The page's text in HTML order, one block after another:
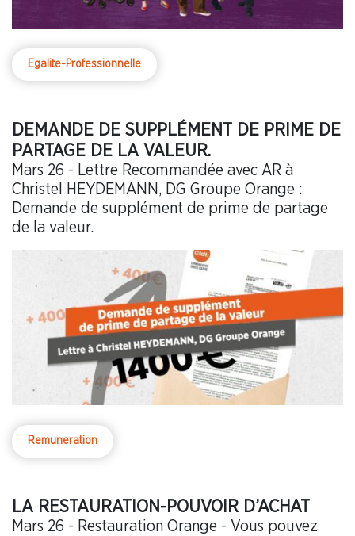
Egalite-Professionnelle
DEMANDE DE SUPPLÉMENT DE PRIME DE
PARTAGE DE LA VALEUR.
Mars 26 - Lettre Recommandée avec AR à
Christel HEYDEMANN, DG Groupe Orange :
Demande de supplément de prime de partage
de la valeur.
Remuneration
LA RESTAURATION-POUVOIR D’ACHAT
Mars 26 - Restauration Orange - Vous pouvez